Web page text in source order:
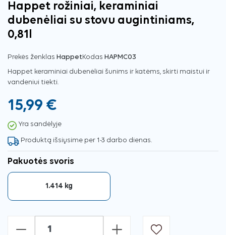
Happet rožiniai, keraminiai
dubenėliai su stovu augintiniams,
0,81l
Prekės ženklas HappetKodas HAPMC03
Happet keraminiai dubenėliai šunims ir katėms, skirti maistui ir
vandeniui tiekti.
15,99 €
Yra sandėlyje
Produktą išsiųsime per 1-3 darbo dienas.
Pakuotės svoris
1.414 kg
- +